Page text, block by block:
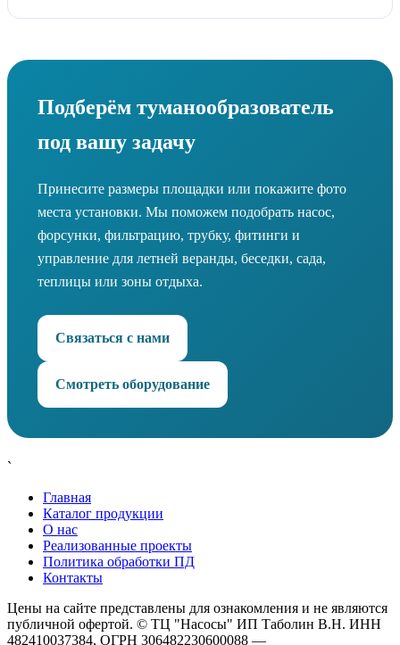
Подберём туманообразователь
под вашу задачу
Принесите размеры площадки или покажите фото
места установки. Мы поможем подобрать насос,
форсунки, фильтрацию, трубку, фитинги и
управление для летней веранды, беседки, сада,
теплицы или зоны отдыха.
Связаться с нами
Смотреть оборудование
`
Главная
Каталог продукции
О нас
Реализованные проекты
Политика обработки ПД
Контакты
Цены на сайте представлены для ознакомления и не являются
публичной офертой. © ТЦ "Насосы" ИП Таболин В.Н. ИНН
482410037384, ОГРН 306482230600088 —